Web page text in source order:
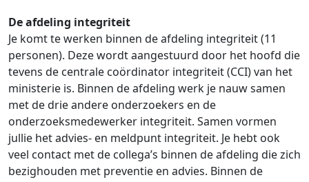
De afdeling integriteit
Je komt te werken binnen de afdeling integriteit (11
personen). Deze wordt aangestuurd door het hoofd die
tevens de centrale coördinator integriteit (CCI) van het
ministerie is. Binnen de afdeling werk je nauw samen
met de drie andere onderzoekers en de
onderzoeksmedewerker integriteit. Samen vormen
jullie het advies- en meldpunt integriteit. Je hebt ook
veel contact met de collega’s binnen de afdeling die zich
bezighouden met preventie en advies. Binnen de